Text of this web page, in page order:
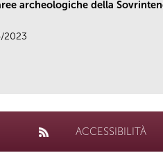
archeologiche della
2023
ACCESSIBILITÀ